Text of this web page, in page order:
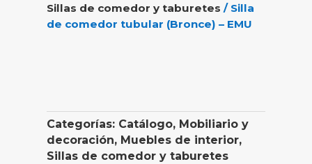
Sillas de comedor y taburetes / Silla
de comedor tubular (Bronce) – EMU
Categorías: Catálogo, Mobiliario y
decoración, Muebles de interior,
Sillas de comedor y taburetes